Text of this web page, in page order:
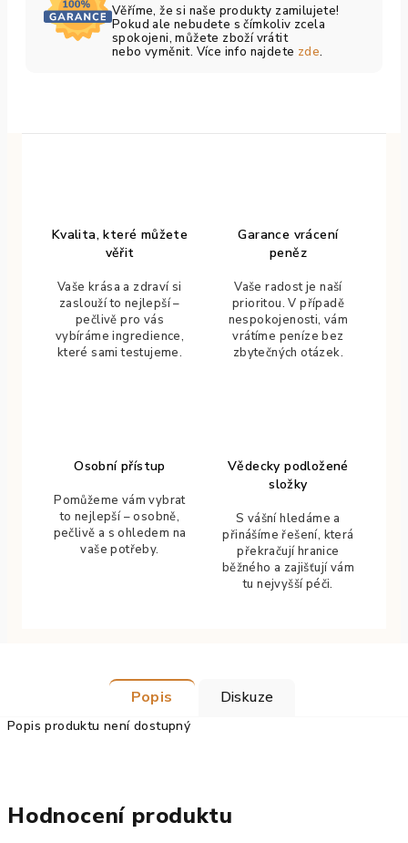
Věříme, že si naše produkty zamilujete!
Pokud ale nebudete s čímkoliv zcela
spokojeni, můžete zboží vrátit
nebo vyměnit. Více info najdete zde.
Kvalita, které můžete
věřit
Vaše krása a zdraví si
zaslouží to nejlepší –
pečlivě pro vás
vybíráme ingredience,
které sami testujeme.
Garance vrácení
peněz
Vaše radost je naší
prioritou. V případě
nespokojenosti, vám
vrátíme peníze bez
zbytečných otázek.
Osobní přístup
Pomůžeme vám vybrat
to nejlepší – osobně,
pečlivě a s ohledem na
vaše potřeby.
Vědecky podložené
složky
S vášní hledáme a
přinášíme řešení, která
překračují hranice
běžného a zajišťují vám
tu nejvyšší péči.
Popis Diskuze
Popis produktu není dostupný
Hodnocení produktu